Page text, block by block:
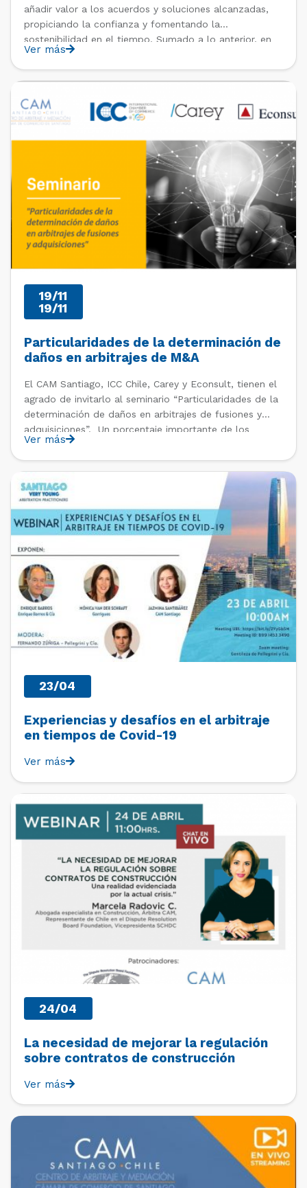
añadir valor a los acuerdos y soluciones alcanzadas,
propiciando la confianza y fomentando la
sostenibilidad en el tiempo. Sumado a lo anterior, en
época de crisis, la judicialización encarece los costos
de los conflictos, siendo visualizada la mediación por
los diversos operadores como […]
Ver más
PAST EVENTS
19/11
19/11
Particularidades de la determinación de
daños en arbitrajes de M&A
El CAM Santiago, ICC Chile, Carey y Econsult, tienen el
agrado de invitarlo al seminario “Particularidades de la
determinación de daños en arbitrajes de fusiones y
adquisiciones”. Un porcentaje importante de los
arbitrajes que se tramitan actualmente dicen relación
con perjuicios producidos durante la etapa de
negociación de compras de […]
Ver más
PAST EVENTS
23/04
Experiencias y desafíos en el arbitraje
en tiempos de Covid-19
Ver más
24/04
La necesidad de mejorar la regulación
sobre contratos de construcción
Ver más